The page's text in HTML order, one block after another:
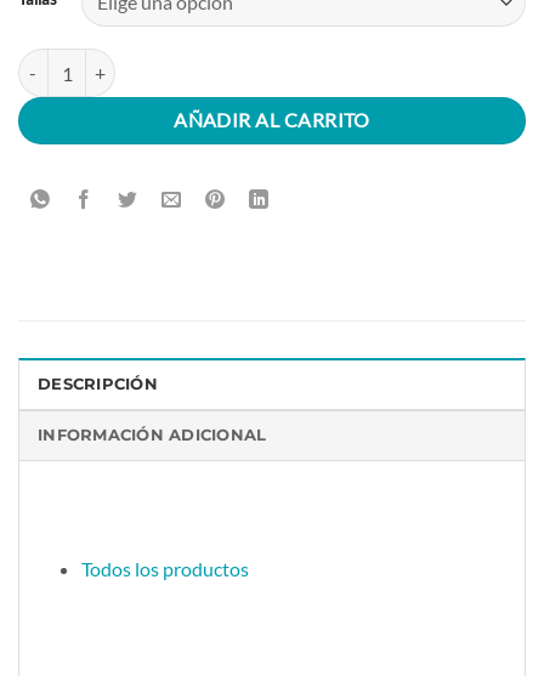
SUDADERA SUSITNA: rombo con cuello redondo cantidad
AÑADIR AL CARRITO
DESCRIPCIÓN
INFORMACIÓN ADICIONAL
Todos los productos